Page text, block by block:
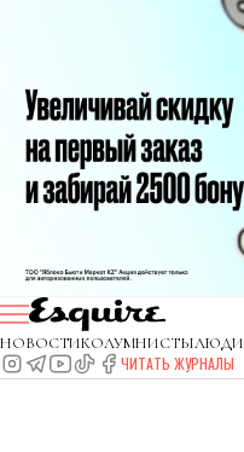
НОВОСТИКОЛУМНИСТЫЛЮДИ
ЧИТАТЬ ЖУРНАЛЫ